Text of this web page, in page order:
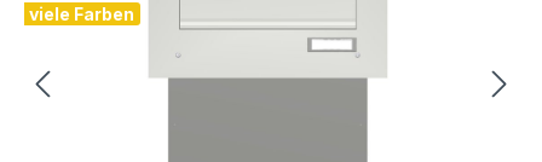
viele Farben